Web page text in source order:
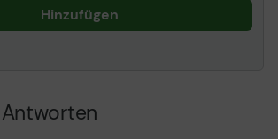
Hinzufügen